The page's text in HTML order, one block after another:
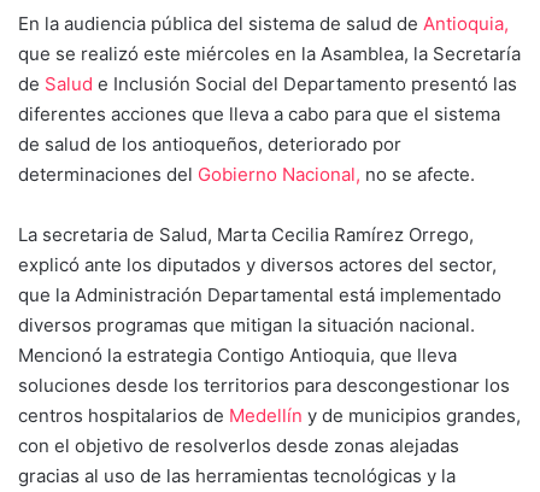
En la audiencia pública del sistema de salud de Antioquia,
que se realizó este miércoles en la Asamblea, la Secretaría
de Salud e Inclusión Social del Departamento presentó las
diferentes acciones que lleva a cabo para que el sistema
de salud de los antioqueños, deteriorado por
determinaciones del Gobierno Nacional, no se afecte.
La secretaria de Salud, Marta Cecilia Ramírez Orrego,
explicó ante los diputados y diversos actores del sector,
que la Administración Departamental está implementado
diversos programas que mitigan la situación nacional.
Mencionó la estrategia Contigo Antioquia, que lleva
soluciones desde los territorios para descongestionar los
centros hospitalarios de Medellín y de municipios grandes,
con el objetivo de resolverlos desde zonas alejadas
gracias al uso de las herramientas tecnológicas y la